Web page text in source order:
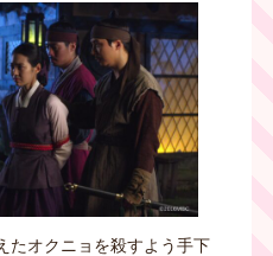
たオクニョを殺すよう手下